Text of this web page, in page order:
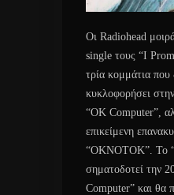
Οι Radiohead
single τους “I
τρία κομμάτια που
κυκλοφορήσει
“ΟΚ Computer”,
επικείμενη
“OKNOTOK”. Το
σηματοδοτεί την
Computer” και θα